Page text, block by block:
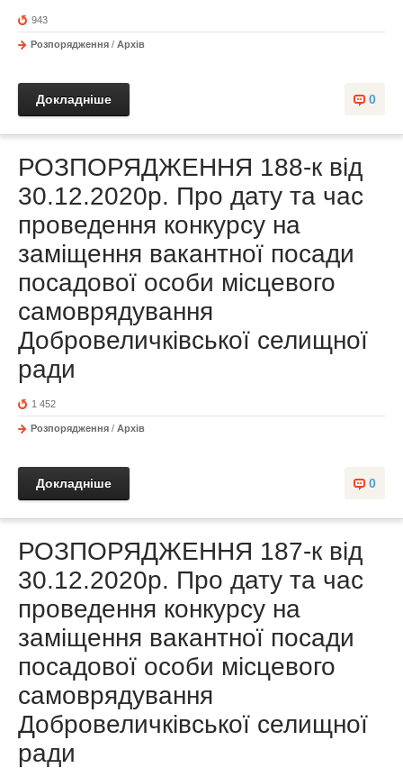
943
Розпорядження / Архів
0
Докладніше
РОЗПОРЯДЖЕННЯ 188-к від
30.12.2020р. Про дату та час
проведення конкурсу на
заміщення вакантної посади
посадової особи місцевого
самоврядування
Добровеличківської селищної
ради
1 452
Розпорядження / Архів
0
Докладніше
РОЗПОРЯДЖЕННЯ 187-к від
30.12.2020р. Про дату та час
проведення конкурсу на
заміщення вакантної посади
посадової особи місцевого
самоврядування
Добровеличківської селищної
ради